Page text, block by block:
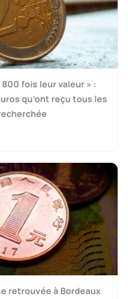
fois leur valeur » :
qu’ont reçu tous les
retrouvée à Bordeaux